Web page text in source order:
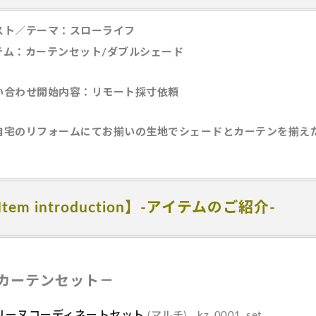
ト／テーマ：スローライフ
ム：カーテンセット/ダブルシェード
合わせ開始内容：リモート採寸依頼
宅のリフォームにてお揃いの生地でシェードとカーテンを揃え
Item introduction】-アイテムのご紹介-
ーテンセット－